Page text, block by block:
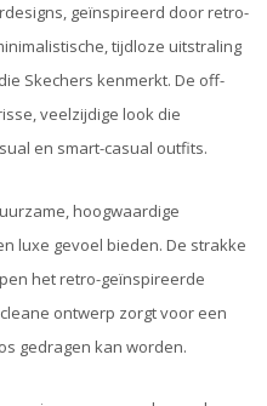
geïnspireerd door retro-
tijdloze uitstraling
Skechers kenmerkt. De off-
veelzijdige look die
en smart-casual outfits.
hoogwaardige
luxe gevoel bieden. De strakke
het retro-geïnspireerde
ontwerp zorgt voor een
gedragen kan worden.